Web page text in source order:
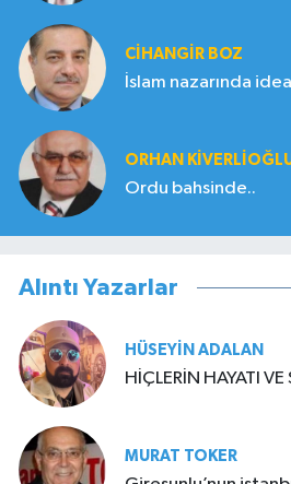
CIHANGIR BOZ
İslam nazarında
ORHAN
Ordu bahsinde..
Alıntı Yazarlar
HÜSEYIN ADALAN
HİÇLERİN HAYATI
MURAT TOKER